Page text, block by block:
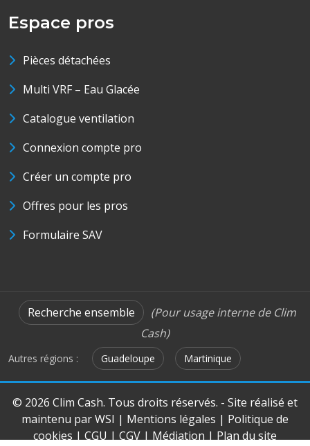
Espace pros
Pièces détachées
Multi VRF – Eau Glacée
Catalogue ventilation
Connexion compte pro
Créer un compte pro
Offres pour les pros
Formulaire SAV
Recherche ensemble
(Pour usage interne de Clim
Cash)
Autres régions : Guadeloupe Martinique
© 2026 Clim Cash. Tous droits réservés. - Site réalisé et
maintenu parWSI | Mentions légales | Politique de
cookies | CGU | CGV | Médiation | Plan du site